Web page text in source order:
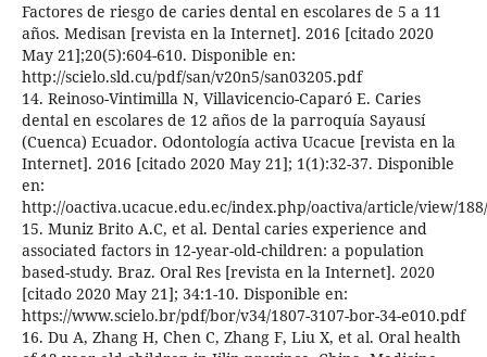
Factores de riesgo de caries dental en escolares de 5 a 11
años. Medisan [revista en la Internet]. 2016 [citado 2020
May 21];20(5):604-610. Disponible en:
http://scielo.sld.cu/pdf/san/v20n5/san03205.pdf
14. Reinoso-Vintimilla N, Villavicencio-Caparó E. Caries
dental en escolares de 12 años de la parroquía Sayausí
(Cuenca) Ecuador. Odontología activa Ucacue [revista en la
Internet]. 2016 [citado 2020 May 21]; 1(1):32-37. Disponible
en:
http://oactiva.ucacue.edu.ec/index.php/oactiva/article/view/
15. Muniz Brito A.C, et al. Dental caries experience and
associated factors in 12-year-old-children: a population
based-study. Braz. Oral Res [revista en la Internet]. 2020
[citado 2020 May 21]; 34:1-10. Disponible en:
https://www.scielo.br/pdf/bor/v34/1807-3107-bor-34-e010.pdf
16. Du A, Zhang H, Chen C, Zhang F, Liu X, et al. Oral health